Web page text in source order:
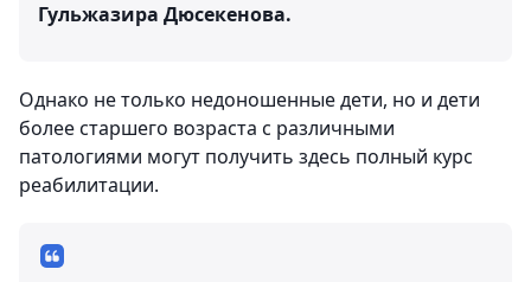
Гульжазира Дюсекенова.
Однако не только недоношенные дети, но и дети
более старшего возраста с различными
патологиями могут получить здесь полный курс
реабилитации.